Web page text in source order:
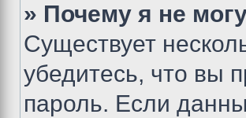
» Почему я не
Существует
убедитесь, что вы
пароль. Если